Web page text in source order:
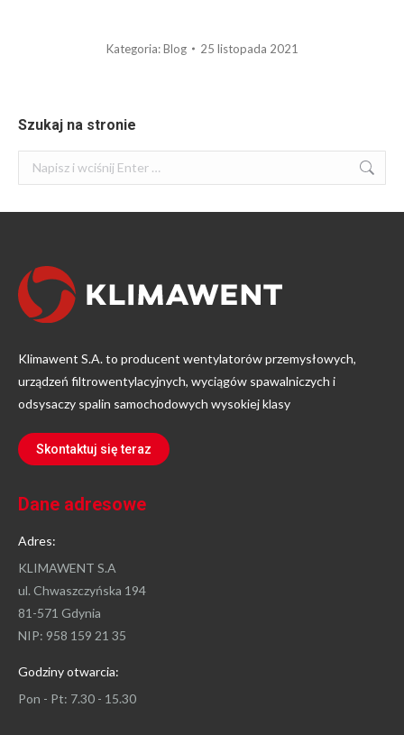
Kategoria:Blog 25 listopada 2021
Szukaj na stronie
Szukaj:
Klimawent S.A. to producent wentylatorów przemysłowych,
urządzeń filtrowentylacyjnych, wyciągów spawalniczych i
odsysaczy spalin samochodowych wysokiej klasy
Skontaktuj się teraz
Dane adresowe
Adres:
KLIMAWENT S.A
ul. Chwaszczyńska 194
81-571 Gdynia
NIP: 958 159 21 35
Godziny otwarcia:
Pon - Pt: 7.30 - 15.30